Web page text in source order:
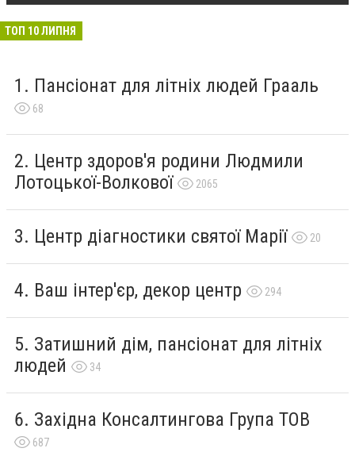
ТОП 10 ЛИПНЯ
Пансіонат для літніх людей Грааль
68
Центр здоров'я родини Людмили
Лотоцької-Волкової
2065
Центр діагностики святої Марії 20
Ваш інтер'єр, декор центр 294
Затишний дім, пансіонат для літніх
людей
34
Західна Консалтингова Група ТОВ
687